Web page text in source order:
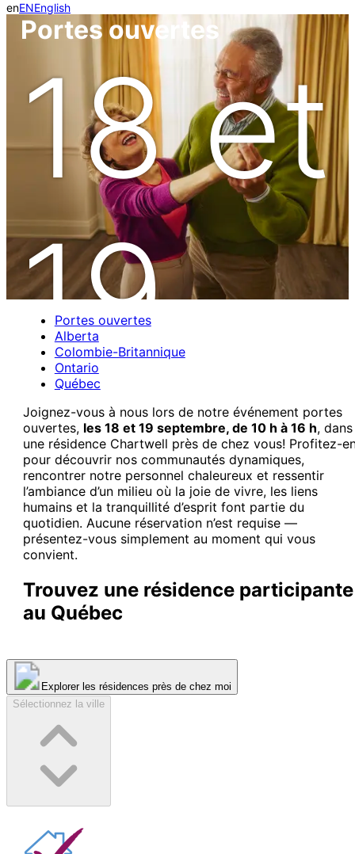
enENEnglish
Portes ouvertes
18 et
19
de
10 h
Portes ouvertes
Alberta
Colombie-Britannique
Ontario
Québec
Joignez-vous à nous lors de notre événement portes
ouvertes, les 18 et 19 septembre, de 10 h à 16 h, dans
une résidence Chartwell près de chez vous! Profitez-
pour découvrir nos communautés dynamiques,
rencontrer notre personnel chaleureux et ressentir
l’ambiance d’un milieu où la joie de vivre, les liens
humains et la tranquillité d’esprit font partie du
quotidien. Aucune réservation n’est requise —
présentez-vous simplement au moment qui vous
convient.
Trouvez une résidence participante
au Québec
Explorer les résidences près de chez moi
Sélectionnez la ville